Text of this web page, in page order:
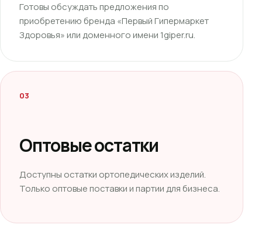
Готовы обсуждать предложения по
приобретению бренда «Первый Гипермаркет
Здоровья» или доменного имени 1giper.ru.
03
Оптовые остатки
Доступны остатки ортопедических изделий.
Только оптовые поставки и партии для бизнеса.